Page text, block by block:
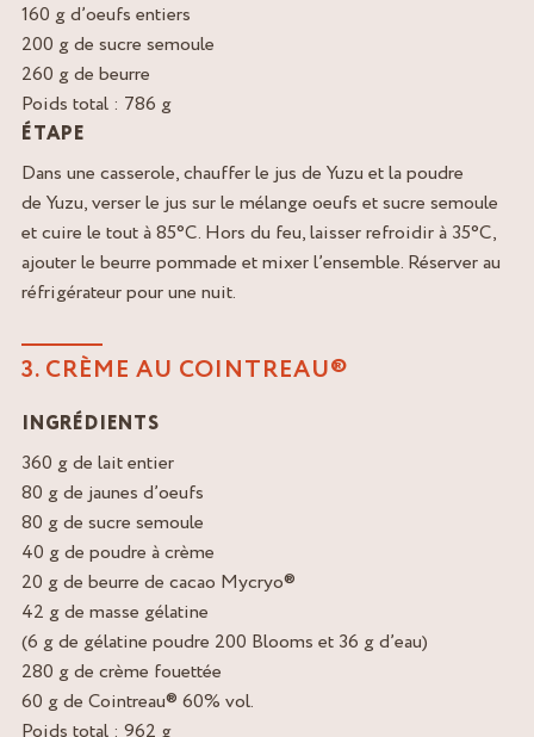
160 g d’oeufs entiers
200 g de sucre semoule
260 g de beurre
Poids total : 786 g
ÉTAPE
Dans une casserole, chauffer le jus de Yuzu et la poudre
de Yuzu, verser le jus sur le mélange oeufs et sucre semoule
et cuire le tout à 85°C. Hors du feu, laisser refroidir à 35°C,
ajouter le beurre pommade et mixer l’ensemble. Réserver au
réfrigérateur pour une nuit.
3. CRÈME AU COINTREAU®
INGRÉDIENTS
360 g de lait entier
80 g de jaunes d’oeufs
80 g de sucre semoule
40 g de poudre à crème
20 g de beurre de cacao Mycryo®
42 g de masse gélatine
(6 g de gélatine poudre 200 Blooms et 36 g d’eau)
280 g de crème fouettée
60 g de Cointreau® 60% vol.
Poids total : 962 g